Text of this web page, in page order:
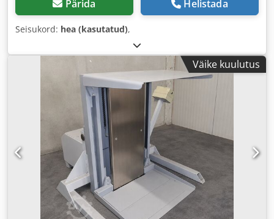
Pärida Helistada
Seisukord: hea (kasutatud),
Väike kuulutus